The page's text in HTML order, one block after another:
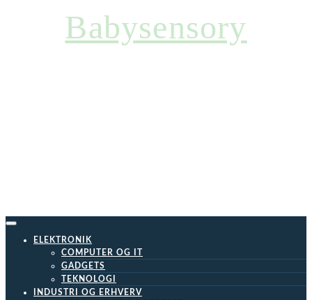
Babysensory
ELEKTRONIK
COMPUTER OG IT
GADGETS
TEKNOLOGI
INDUSTRI OG ERHVERV